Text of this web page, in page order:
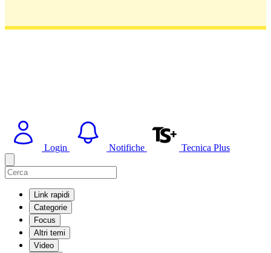
Login Notifiche Tecnica Plus
Link rapidi
Categorie
Focus
Altri temi
Video